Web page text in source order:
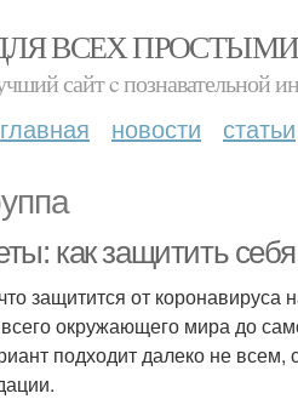
ВСЕХ
сайт c познавательной
главная новости статьи
как защитить
защитится от
окружающего мира до
подходит далеко не